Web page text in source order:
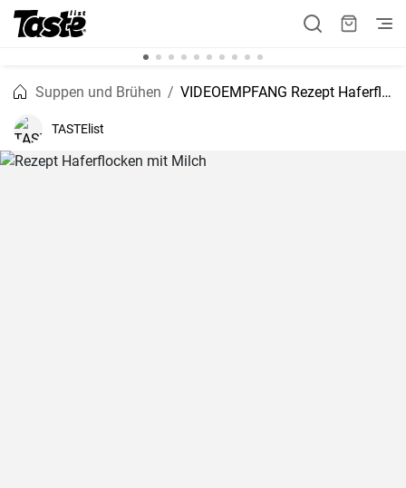
Suppen und Brühen VIDEOEMPFANG Rezept Haferflocken mit Milch
TASTElist